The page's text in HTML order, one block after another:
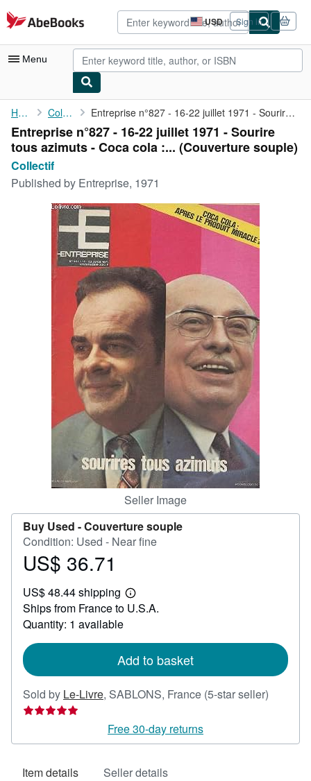
Skip to main content
AbeBooks.com USD
Site
shopping
preferences
Sign in
Menu
My Account
My Purchases
Advanced Search
Browse Collections
Rare Books
Art & Collectibles
Textbooks
CLOSE
Home Collectif Entreprise n°827 - 16-22 juillet 1971 - Sourire tous azimuts - ...
Entreprise n°827 - 16-22 juillet 1971 - Sourire
tous azimuts - Coca cola :... (Couverture souple)
Collectif
Published by Entreprise, 1971
Seller Image
Buy Used -Couverture souple
Condition: Used - Near fine
Price
36.71
US$ 36.71
US$ 48.44 shipping
Learn
more
Ships from France to U.S.A.
Quantity: 1 available
Add to basket
Sold by Le-Livre, SABLONS, France (5-star seller)
out
Free 30-day returns
Item details Seller details